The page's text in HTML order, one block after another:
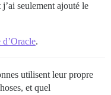
seulement ajouté le
.
utilisent leur propre
et quel